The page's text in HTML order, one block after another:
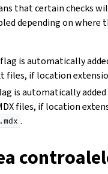
that certain checks
depending on where
is automatically
files, if location
is automatically
files, if location
.mdx .